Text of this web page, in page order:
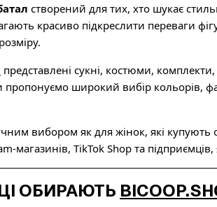
створений для тих, хто шукає
красиво підкреслити переваги
представлені сукні, костюми,
пропонуємо широкий вибір кольорів,
вибором як для жінок, які купують
магазинів, TikTok Shop та
ОБИРАЮТЬ